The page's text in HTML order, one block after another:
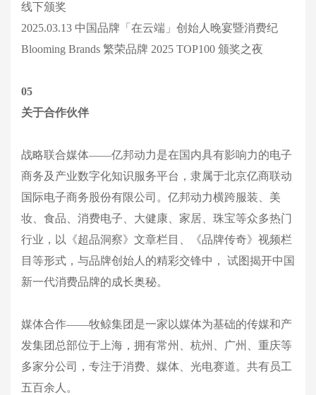
线下颁奖
2025.03.13 中国品牌「在云端」创始人晚宴暨消费纪
Blooming Brands 繁荣品牌 2025 TOP100 颁奖之夜
05
关于合作伙伴
战略联合媒体——亿邦动力是在国内具有影响力的电子
商务及产业数字化知识服务平台，隶属于北京亿商联动
国际电子商务股份有限公司。亿邦动力横跨服装、美
妆、食品、消费电子、大健康、家居、珠宝等众多热门
行业，以《超品洞察》文章栏目、《品牌传奇》视频栏
目等形式，与品牌创始人的精彩交锋中， 试图揭开中国
新一代消费品牌的成长奥秘。
媒体合作——牧鲸集团是一家以媒体为基础的传媒和产
发集团总部位于上海，拥有常州、杭州、广州、重庆等
多家分公司，专注于消费、媒体、光电赛道。共有员工
五百余人。